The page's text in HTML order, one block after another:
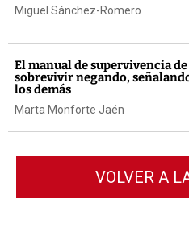
Miguel Sánchez-Romero
El manual de supervivencia
sobrevivir negando,
los demás
Marta Monforte Jaén
VOLVER A